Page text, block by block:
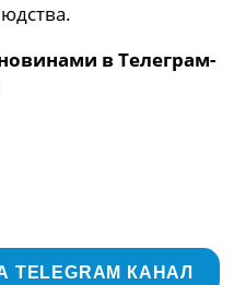
в Телеграм-
КАНАЛ